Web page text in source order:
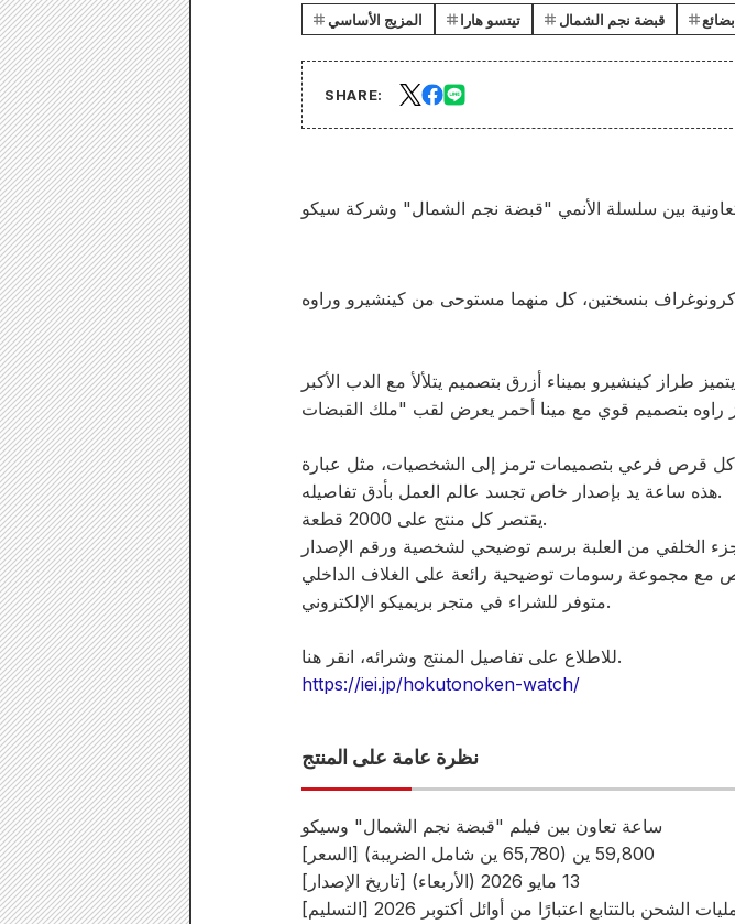
المزيج الأساسي تيتسو هارا قبضة نجم الشمال بضائع
SHARE:
هذه ساعة يد بإصدار خاص تجسد عالم العمل بأدق تفاصيله.
يقتصر كل منتج على 2000 قطعة.
متوفر للشراء في متجر بريميكو الإلكتروني.
للاطلاع على تفاصيل المنتج وشرائه، انقر هنا.
https://iei.jp/hokutonoken-watch/
نظرة عامة على المنتج
ساعة تعاون بين فيلم "قبضة نجم الشمال" وسيكو
[السعر] 59,800 ين (65,780 ين شامل الضريبة)
[تاريخ الإصدار] 13 مايو 2026 (الأربعاء)